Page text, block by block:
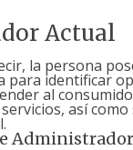
Actual
la persona
para identificar
al
así